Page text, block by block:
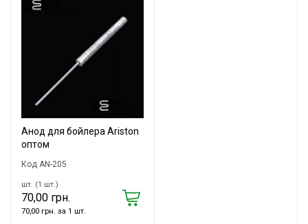
Анод для бойлера Ariston
оптом
Код AN-205
шт. (1 шт.)
70,00 грн.
70,00 грн. за 1 шт.